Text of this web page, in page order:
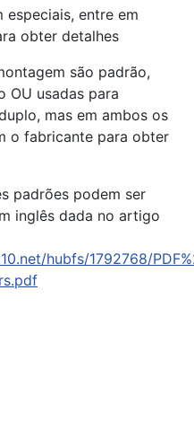
especiais, entre em
obter detalhes
são padrão,
OU usadas para
mas em ambos os
o fabricante para obter
padrões podem ser
inglês dada no artigo
hubfs/1792768/